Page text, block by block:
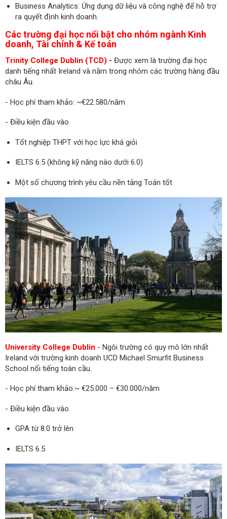
Business Analytics: Ứng dụng dữ liệu và công nghệ để hỗ trợ
ra quyết định kinh doanh.
Các trường đại học nổi bật cho nhóm ngành Kinh
doanh, Tài chính & Kế toán
Trinity College Dublin (TCD) - Được xem là trường đại học
danh tiếng nhất Ireland và nằm trong nhóm các trường hàng đầu
châu Âu.
- Học phí tham khảo: ~€22.580/năm
- Điều kiện đầu vào
Tốt nghiệp THPT với học lực khá giỏi
IELTS 6.5 (không kỹ năng nào dưới 6.0)
Một số chương trình yêu cầu nền tảng Toán tốt
University College Dublin - Ngôi trường có quy mô lớn nhất
Ireland với trường kinh doanh UCD Michael Smurfit Business
School nổi tiếng toàn cầu.
- Học phí tham khảo:~ €25.000 – €30.000/năm
- Điều kiện đầu vào
GPA từ 8.0 trở lên
IELTS 6.5